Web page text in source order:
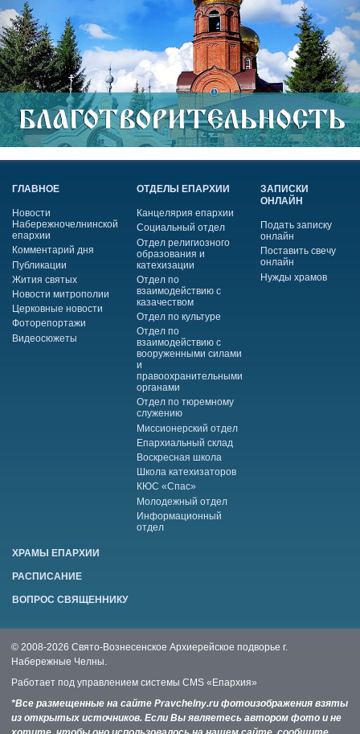
ГЛАВНОЕ
Новости
Набережночелнинской
епархии
Комментарий дня
Публикации
Жития святых
Новости митрополии
Церковные новости
Фоторепортажи
Видеосюжеты
ОТДЕЛЫ ЕПАРХИИ
Канцелярия епархии
Социальный отдел
Отдел религиозного
образования и
катехизации
Отдел по
взаимодействию с
казачеством
Отдел по культуре
Отдел по
взаимодействию с
вооруженными силами
и
правоохранительными
органами
Отдел по тюремному
служению
Миссионерский отдел
Епархиальный склад
Воскресная школа
Школа катехизаторов
КЮС «Спас»
Молодежный отдел
Информационный
отдел
ЗАПИСКИ
ОНЛАЙН
Подать записку
онлайн
Поставить свечу
онлайн
Нужды храмов
ХРАМЫ ЕПАРХИИ
РАСПИСАНИЕ
ВОПРОС СВЯЩЕННИКУ
© 2008-2026 Свято-Вознесенское Архиерейское подворье г.
Набережные Челны.
Работает под управлением системы CMS «Епархия»
*Все размещенные на сайте Pravchelny.ru фотоизображения взяты
из открытых источников. Если Вы являетесь автором фото и не